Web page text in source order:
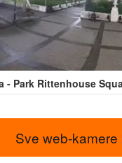
- Park Rittenhouse
Sve web-kamere